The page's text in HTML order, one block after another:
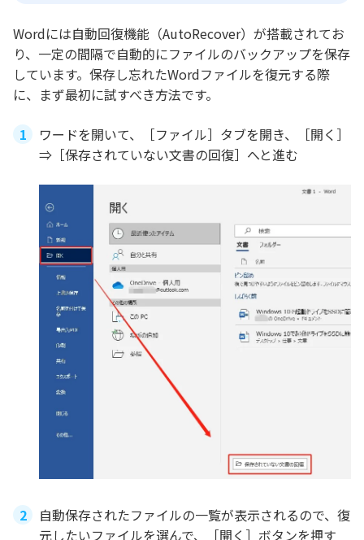
Wordには自動回復機能（AutoRecover）が搭載されてお
り、一定の間隔で自動的にファイルのバックアップを保存
しています。保存し忘れたWordファイルを復元する際
に、まず最初に試すべき方法です。
ワードを開いて、［ファイル］タブを開き、［開く］
⇒［保存されていない文書の回復］へと進む
自動保存されたファイルの一覧が表示されるので、復
元したいファイルを選んで、［開く］ボタンを押す